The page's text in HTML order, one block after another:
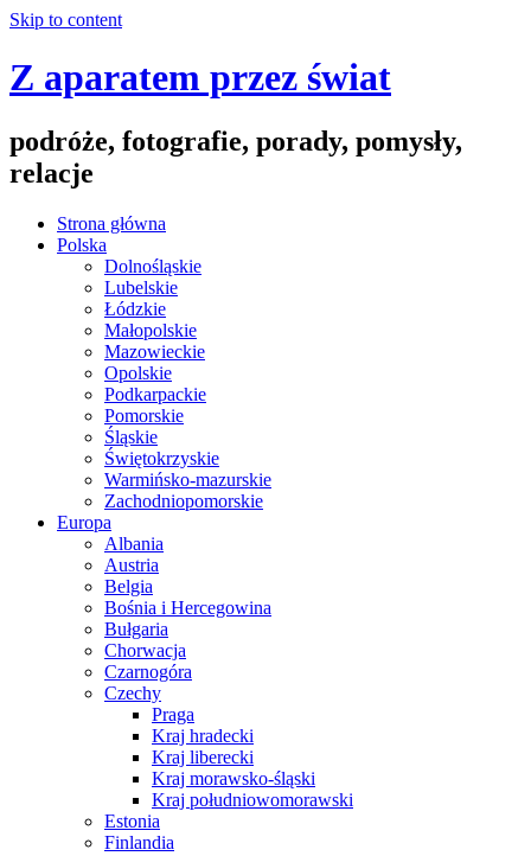
Skip to content
Z aparatem przez świat
podróże, fotografie, porady, pomysły,
relacje
Strona główna
Polska
Dolnośląskie
Lubelskie
Łódzkie
Małopolskie
Mazowieckie
Opolskie
Podkarpackie
Pomorskie
Śląskie
Świętokrzyskie
Warmińsko-mazurskie
Zachodniopomorskie
Europa
Albania
Austria
Belgia
Bośnia i Hercegowina
Bułgaria
Chorwacja
Czarnogóra
Czechy
Praga
Kraj hradecki
Kraj liberecki
Kraj morawsko-śląski
Kraj południowomorawski
Estonia
Finlandia